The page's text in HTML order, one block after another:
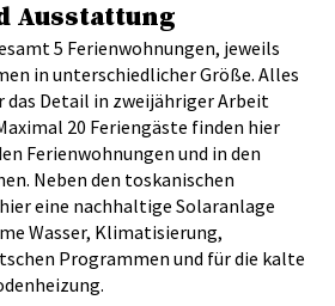
Ausstattung
5 Ferienwohnungen, jeweils
in unterschiedlicher Größe. Alles
das Detail in zweijähriger Arbeit
20 Feriengäste finden hier
Ferienwohnungen und in den
Neben den toskanischen
eine nachhaltige Solaranlage
Wasser, Klimatisierung,
Programmen und für die kalte